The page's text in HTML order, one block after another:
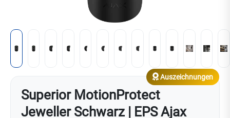
Superior MotionProtect
Jeweller Schwarz | EPS Ajax
Auszeichnungen